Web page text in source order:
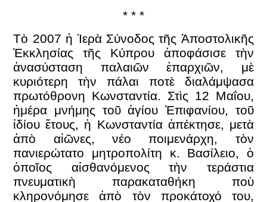
* * *
Τὸ 2007 ἡ Ἱερὰ Σύνοδος τῆς Ἀποστολικῆς
Ἐκκλησίας τῆς Κύπρου ἀποφάσισε τὴν
ἀνασύσταση παλαιῶν ἐπαρχιῶν, μὲ
κυριότερη τὴν πάλαι ποτὲ διαλάμψασα
πρωτόθρονη Κωνσταντία. Στὶς 12 Μαΐου,
ἡμέρα μνήμης τοῦ ἁγίου Ἐπιφανίου, τοῦ
ἰδίου ἔτους, ἡ Κωνσταντία ἀπέκτησε, μετὰ
ἀπὸ αἰῶνες, νέο ποιμενάρχη, τὸν
πανιερώτατο μητροπολίτη κ. Βασίλειο, ὁ
ὁποῖος αἰσθανόμενος τὴν τεράστια
πνευματικὴ παρακαταθήκη ποὺ
κληρονόμησε ἀπὸ τὸν προκάτοχό του,